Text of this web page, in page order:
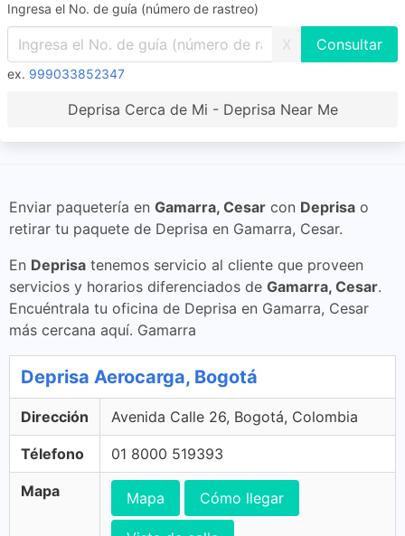
Ingresa el No. de guía (número de rastreo)
X
ex. 999033852347
Deprisa Cerca de Mi - Deprisa Near Me
Enviar paquetería en Gamarra, Cesar con Deprisa o
retirar tu paquete de Deprisa en Gamarra, Cesar.
En Deprisa tenemos servicio al cliente que proveen
servicios y horarios diferenciados de Gamarra, Cesar.
Encuéntrala tu oficina de Deprisa en Gamarra, Cesar
más cercana aquí. Gamarra
Deprisa Aerocarga, Bogotá
Dirección Avenida Calle 26, Bogotá, Colombia
Télefono 01 8000 519393
Mapa Mapa Cómo llegar